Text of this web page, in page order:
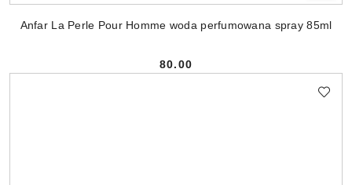
Anfar La Perle Pour Homme woda perfumowana spray 85ml
Cena:
80.00